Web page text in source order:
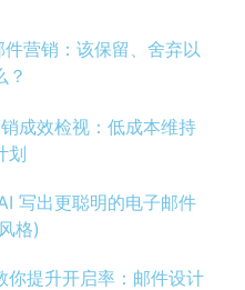
营销：该保留、舍弃以
？
成效检视：低成本维持
划
写出更聪明的电子邮件
格)
你提升开启率：邮件设计